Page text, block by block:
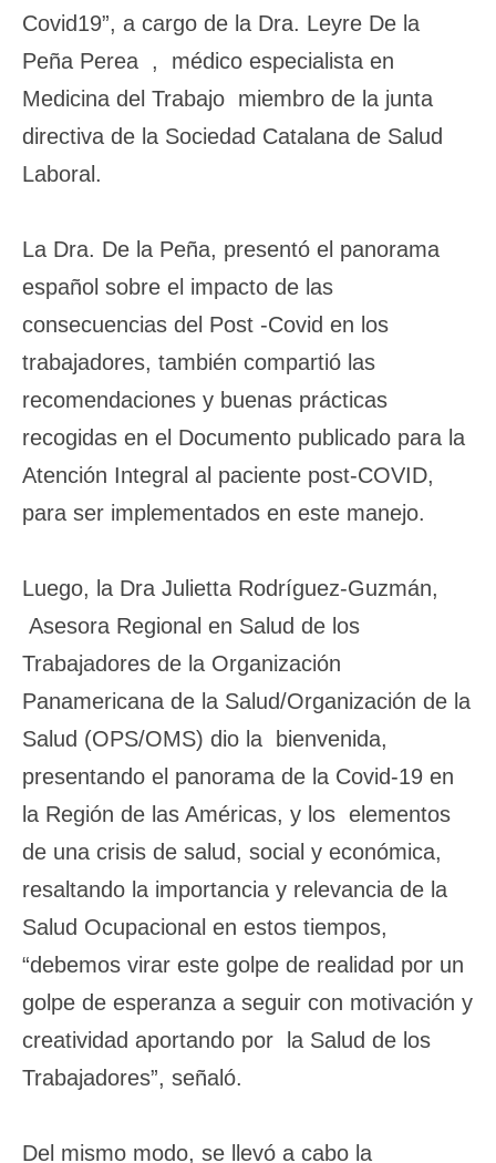
Covid19”, a cargo de la Dra. Leyre De la
Peña Perea , médico especialista en
Medicina del Trabajo miembro de la junta
directiva de la Sociedad Catalana de Salud
Laboral.
La Dra. De la Peña, presentó el panorama
español sobre el impacto de las
consecuencias del Post -Covid en los
trabajadores, también compartió las
recomendaciones y buenas prácticas
recogidas en el Documento publicado para la
Atención Integral al paciente post-COVID,
para ser implementados en este manejo.
Luego, la Dra Julietta Rodríguez-Guzmán,
Asesora Regional en Salud de los
Trabajadores de la Organización
Panamericana de la Salud/Organización de la
Salud (OPS/OMS) dio la bienvenida,
presentando el panorama de la Covid-19 en
la Región de las Américas, y los elementos
de una crisis de salud, social y económica,
resaltando la importancia y relevancia de la
Salud Ocupacional en estos tiempos,
“debemos virar este golpe de realidad por un
golpe de esperanza a seguir con motivación y
creatividad aportando por la Salud de los
Trabajadores”, señaló.
Del mismo modo, se llevó a cabo la